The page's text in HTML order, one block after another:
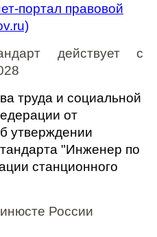
портал правовой
действует с
труда и социальной
от
утверждении
"Инженер по
станционного
России